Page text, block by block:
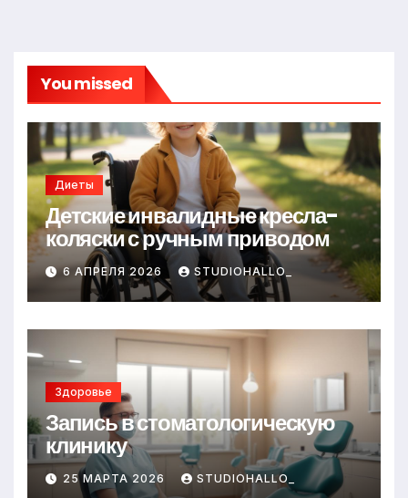
You missed
Диеты
Детские инвалидные кресла-
коляски с ручным приводом
6 АПРЕЛЯ 2026 STUDIOHALLO_
Здоровье
Запись в стоматологическую
клинику
25 МАРТА 2026 STUDIOHALLO_